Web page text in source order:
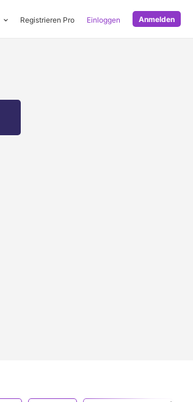
Registrieren Pro Einloggen Anmelden